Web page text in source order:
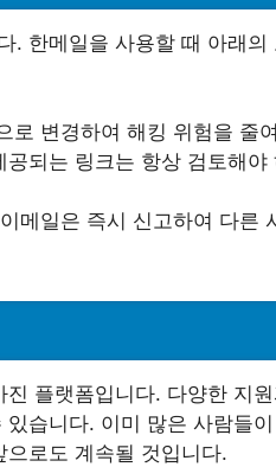
. 한메일을 사용할 때 아래의
로 변경하여 해킹 위험을 줄
공되는 링크는 항상 검토해야
메일은 즉시 신고하여 다른
플랫폼입니다. 다양한 지
습니다. 이미 많은 사람들
로도 계속될 것입니다.